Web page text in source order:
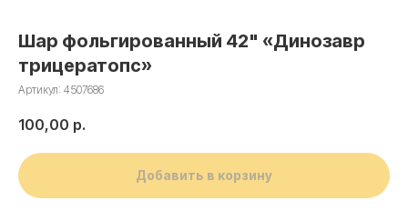
Шар фольгированный 42" «Динозавр
трицератопс»
Артикул: 4507686
100,00 р.
Добавить в корзину